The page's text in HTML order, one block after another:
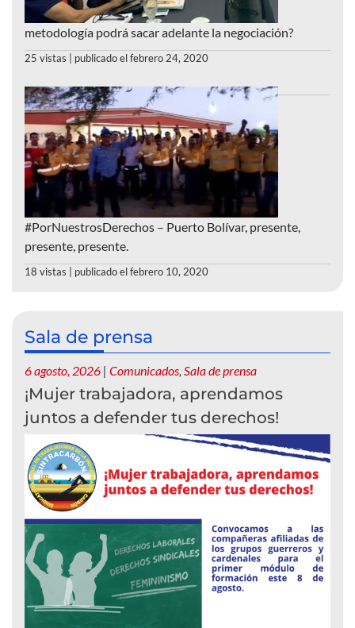
metodología podrá sacar adelante la negociación?
25 vistas publicado el febrero 24, 2020
#PorNuestrosDerechos – Puerto Bolívar, presente,
presente, presente.
18 vistas publicado el febrero 10, 2020
Sala de prensa
6 agosto, 2026 | Comunicados, Sala de prensa
¡Mujer trabajadora, aprendamos
juntos a defender tus derechos!